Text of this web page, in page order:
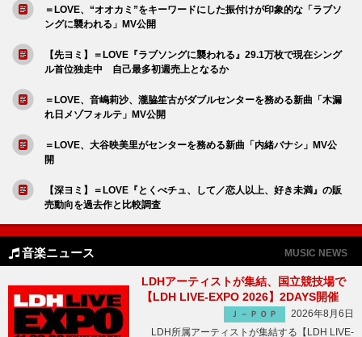
＝LOVE、“オオカミ”をキーワードにした振付けが印象的な「ラブソ
ングに襲われる」MV公開
【先ヨミ】＝LOVE『ラブソングに襲われる』29.1万枚で現在シング
ル首位独走中 自己最多初週売上となるか
＝LOVE、音嶋莉沙、瀧脇笙古がダブルセンターを務める新曲「木漏
れ日メゾフォルテ」MV公開
＝LOVE、大谷映美里がセンターを務める新曲「内緒バナシ」MV公
開
【深ヨミ】＝LOVE『とくべチュ、して／恋人以上、好き未満』の販
売動向を過去作と比較調査
音楽ニュース MUSIC NEWS
LDHアーティストが集結、国立競技場で
【LDH LIVE-EXPO 2026】2DAYS開催
Ｊ－ＰＯＰ
2026年8月6日
LDH所属アーティストが集結する【LDH LIVE-